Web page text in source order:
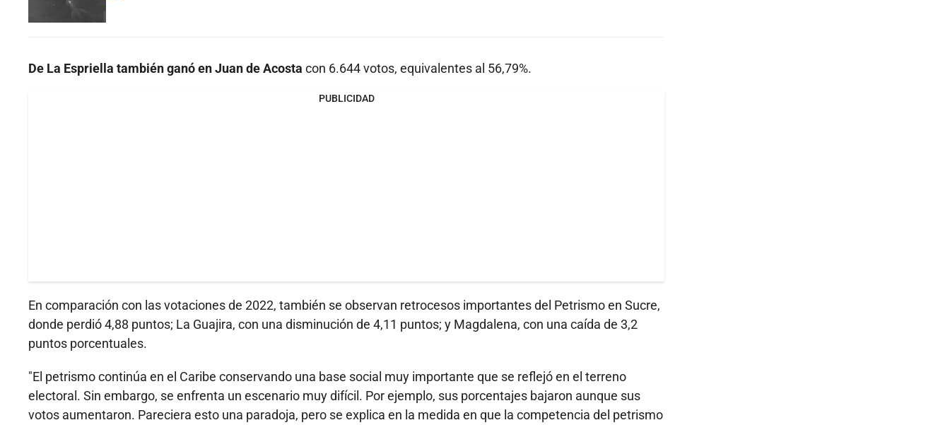
De La Espriella también ganó en Juan de Acosta con 6.644 votos, equivalentes al 56,79%.
PUBLICIDAD
En comparación con las votaciones de 2022, también se observan retrocesos importantes del Petrismo en Sucre,
donde perdió 4,88 puntos; La Guajira, con una disminución de 4,11 puntos; y Magdalena, con una caída de 3,2
puntos porcentuales.
"El petrismo continúa en el Caribe conservando una base social muy importante que se reflejó en el terreno
electoral. Sin embargo, se enfrenta un escenario muy difícil. Por ejemplo, sus porcentajes bajaron aunque sus
votos aumentaron. Pareciera esto una paradoja, pero se explica en la medida en que la competencia del petrismo